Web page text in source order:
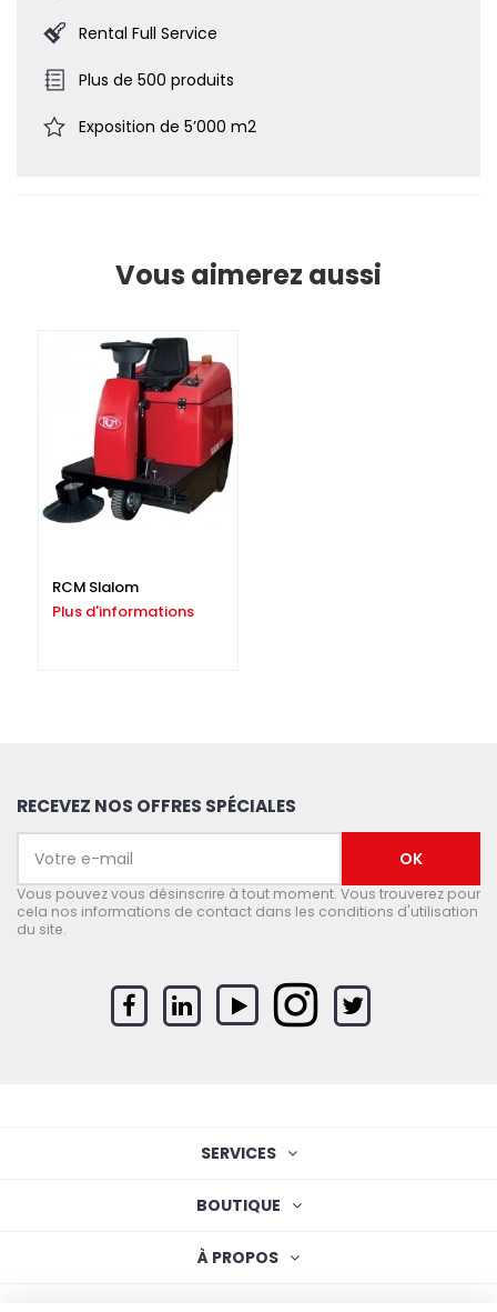
Vous aimerez aussi
RCM Slalom
Plus d'informations
Rental Full Service
Plus de 500 produits
Exposition de 5’000 m2
RECEVEZ NOS OFFRES SPÉCIALES
Vous pouvez vous désinscrire à tout moment. Vous trouverez pour
cela nos informations de contact dans les conditions d'utilisation
du site.
SERVICES
BOUTIQUE
À PROPOS